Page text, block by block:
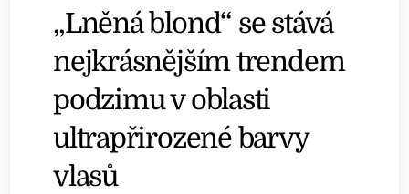
„Lněná blond“ se stává
nejkrásnějším trendem
podzimu v oblasti
ultrapřirozené barvy
vlasů